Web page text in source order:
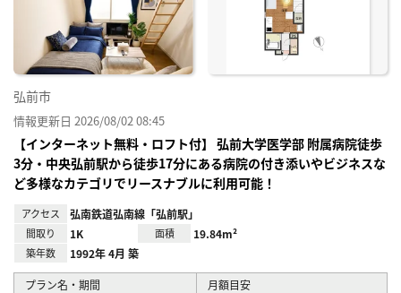
弘前市
情報更新日 2026/08/02 08:45
【インターネット無料・ロフト付】 弘前大学医学部 附属病院徒歩
3分・中央弘前駅から徒歩17分にある病院の付き添いやビジネスな
ど多様なカテゴリでリースナブルに利用可能！
アクセス 弘南鉄道弘南線「弘前駅」
間取り 1K 面積 19.84m²
築年数 1992年 4月 築
プラン名・期間
月額目安